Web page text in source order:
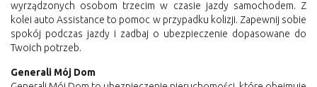
wyrządzonych osobom trzecim w czasie jazdy samochodem. Z
kolei auto Assistance to pomoc w przypadku kolizji. Zapewnij sobie
spokój podczas jazdy i zadbaj o ubezpieczenie dopasowane do
Twoich potrzeb.
Generali Mój Dom